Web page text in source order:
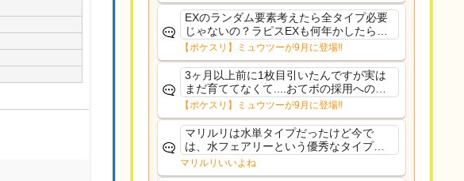
EXのランダム要素考えたら全タイプ必要
じゃないの？ラピスEXも何年かしたら来
るだろうし後から厳選したい育てたいっ
て思ってもどうにもならないのがこのゲ
ームだしな
【ポケスリ】ミュウツーが9月に登場!!
3ヶ月以上前に1枚目引いたんですが実は
まだ育ててなくて....おてボの採用への影
響は勉強になります。ありがとうござい
ますオイルはだいぶ強めのABBレントラ
ーいて芋の方が不安なんで1枚目にしよう
かなと思...
【ポケスリ】ミュウツーが9月に登場!!
マリルリは水単タイプだったけど今で
は、水フェアリーという優秀なタイプだ
な、後特性力持ちって見た目と全然違う
な
マリルリいいよね